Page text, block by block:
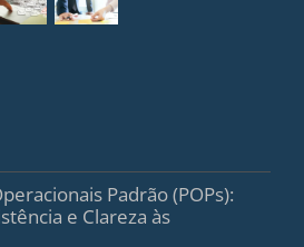
Padrão (POPs):
e Clareza às